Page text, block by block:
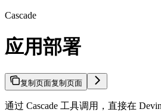
Cascade
应用部署
复制页面复制页面
通过 Cascade 工具调用，直接在